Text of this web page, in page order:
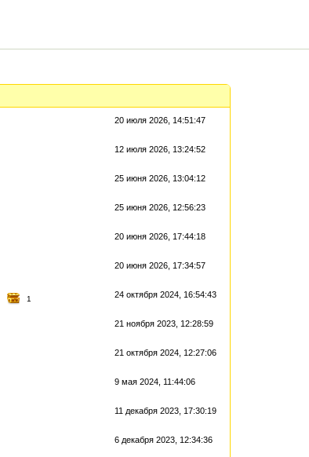
20 июля 2026, 14:51:47
12 июля 2026, 13:24:52
25 июня 2026, 13:04:12
25 июня 2026, 12:56:23
20 июня 2026, 17:44:18
20 июня 2026, 17:34:57
1 24 октября 2024, 16:54:43
21 ноября 2023, 12:28:59
21 октября 2024, 12:27:06
9 мая 2024, 11:44:06
11 декабря 2023, 17:30:19
6 декабря 2023, 12:34:36